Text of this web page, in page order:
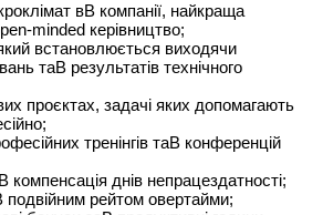
вВ компанії, найкраща
minded керівництво;
встановлюється виходячи
таВ результатів технічного
проєктах, задачі яких допомагають
тренінгів таВ конференцій
компенсація днів непрацездатності;
подвійним рейтом овертайми;